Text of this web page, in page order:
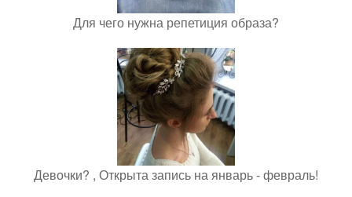
Для чего нужна репетиция образа?
Девочки? , Открыта запись на январь - февраль!